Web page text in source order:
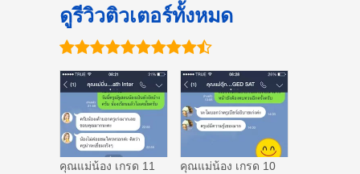
ดูรีวิวติวเตอร์ทั้งหมด
คุณแม่น้อง เกรด 11
คุณแม่น้อง เกรด 10